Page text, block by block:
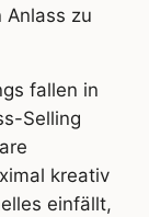
zu
fallen in
Selling
kreativ
einfällt,